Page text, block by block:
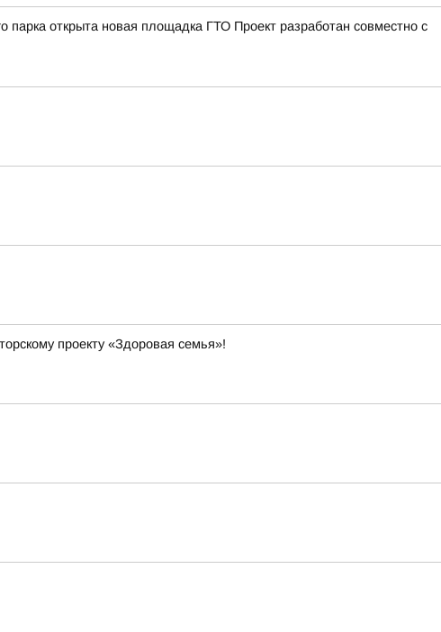
открыта новая площадка ГТО Проект разработан совместно с
проекту «Здоровая семья»!